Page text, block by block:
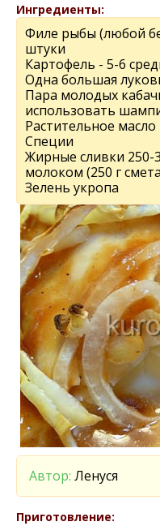
Ингредиенты:
Филе рыбы (любой
штуки
Картофель - 5-6
Одна большая
Пара молодых
использовать
Растительное масло
Специи
Жирные сливки 250-
молоком (250 г
Зелень укропа
Автор: Ленуся
Приготовление: